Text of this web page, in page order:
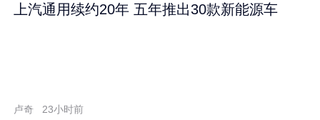
上汽通用续约20年 五年推出30款新能源车
卢奇 23小时前